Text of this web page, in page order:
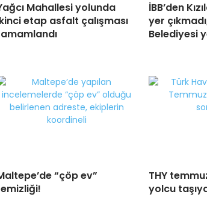
Mahallesi yolunda
etap asfalt çalışması
İBB’den
yer
Belediyesi
“çöp ev”
THY
yolcu